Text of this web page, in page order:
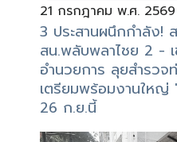
21 กรกฎาคม พ.ศ. 2569
3 ประสานผนึกกำลัง!
สน.พลับพลาไชย 2 -
อำนวยการ ลุยสำรวจ
เตรียมพร้อมงานใหญ่
26 ก.ย.นี้